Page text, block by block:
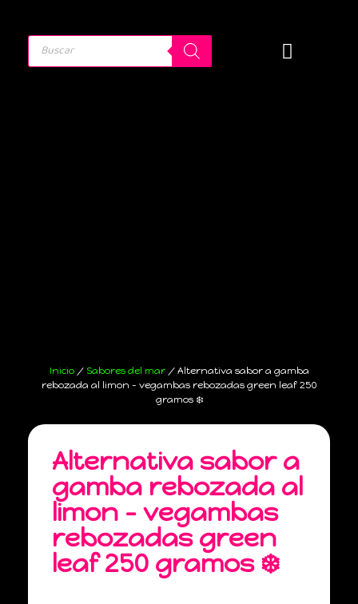
Inicio/ Sabores del mar/ Alternativa sabor a gamba
rebozada al limon – vegambas rebozadas green leaf 250
gramos ❄️
Alternativa sabor a
gamba rebozada al
limon – vegambas
rebozadas green
leaf 250 gramos ❄️